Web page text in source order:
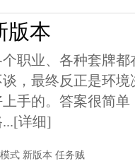
版本
职业、各种套牌
，最终反正是环
手的。答案很简
[详细]
式 新版本 任务贼